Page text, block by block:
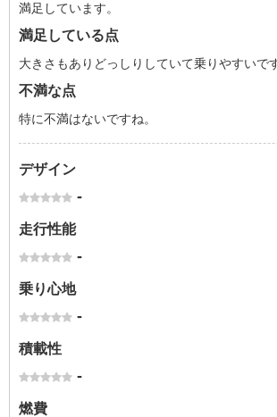
満足しています。
満足している点
大きさもありどっしりしていて乗りやすいです
不満な点
特に不満はないですね。
デザイン
-
走行性能
-
乗り心地
-
積載性
-
燃費